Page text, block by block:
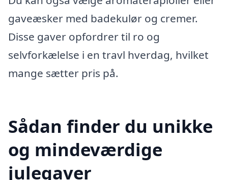
gaveæsker med badekulør og cremer.
Disse gaver opfordrer til ro og
selvforkælelse i en travl hverdag, hvilket
mange sætter pris på.
Sådan finder du unikke
og mindeværdige
julegaver